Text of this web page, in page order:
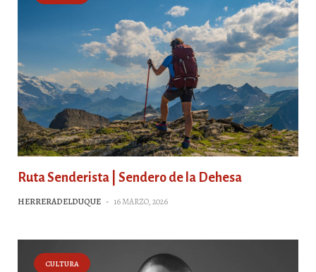
Ruta Senderista | Sendero de la Dehesa
HERRERADELDUQUE - 16 MARZO, 2026
CULTURA